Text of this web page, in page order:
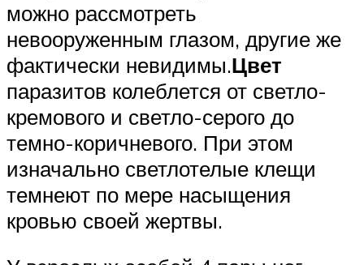
можно рассмотреть
невооруженным глазом, другие же
фактически невидимы.Цвет
паразитов колеблется от светло-
кремового и светло-серого до
темно-коричневого. При этом
изначально светлотелые клещи
темнеют по мере насыщения
кровью своей жертвы.